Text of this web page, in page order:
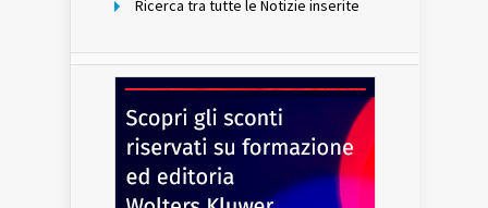
Ricerca tra tutte le Notizie inserite